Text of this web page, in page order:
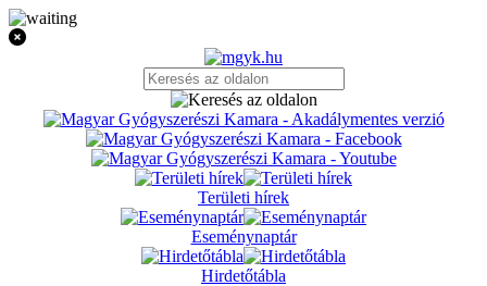
Területi hírek
Eseménynaptár
Hirdetőtábla